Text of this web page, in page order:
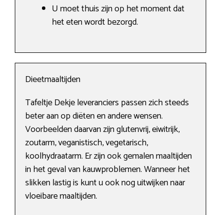
U moet thuis zijn op het moment dat
het eten wordt bezorgd.
Dieetmaaltijden
Tafeltje Dekje leveranciers passen zich steeds
beter aan op diëten en andere wensen.
Voorbeelden daarvan zijn glutenvrij, eiwitrijk,
zoutarm, veganistisch, vegetarisch,
koolhydraatarm. Er zijn ook gemalen maaltijden
in het geval van kauwproblemen. Wanneer het
slikken lastig is kunt u ook nog uitwijken naar
vloeibare maaltijden.